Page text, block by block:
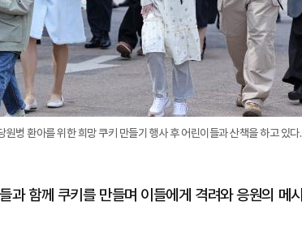
병 환아를 위한 희망 쿠키 만들기 행사 후 어린이들과 산책을 하고 있다.
과 함께 쿠키를 만들며 이들에게 격려와 응원의 메